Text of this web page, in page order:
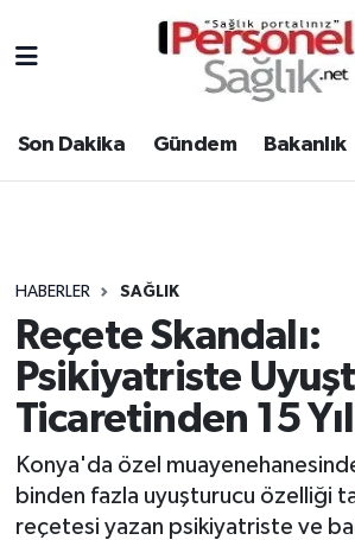
Son Dakika Gündem Bakanlık
HABERLER SAĞLIK
Reçete Skandalı:
Psikiyatriste
Ticaretinden 15
Konya'da özel muayenehanesinde
binden fazla uyuşturucu özelliği
reçetesi yazan psikiyatriste ve
Gündem
Atamalar
Mevzuat
Sendika
Kpss - Sınav
Nöbetçi Eczaneler
Hava Durumu
Tüm Manşetler
Son Dakika Haberleri
Haber Arşivi